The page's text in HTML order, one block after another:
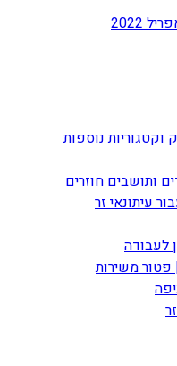
2022
ותושבים חוזרים
לעבודה
משירות